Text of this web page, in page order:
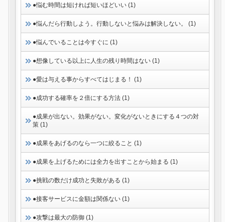
●悩む時間は短ければ短いほどいい (1)
●悩んだら行動しよう。行動しないと悩みは解決しない。 (1)
●悩んでいることは今すぐに (1)
●想像している以上に人生の残り時間はない (1)
●愛は与える事からすべてはじまる！ (1)
●成功する確率を２倍にする方法 (1)
●成果が出ない。効果がない。変化がないときにする４つの対
策 (1)
●成果をあげるのなら一つに絞ること (1)
●成果を上げるためには全力を出すことから始まる (1)
●挑戦の数だけ成功と失敗がある (1)
●接客サービスに金額は関係ない (1)
●攻撃は最大の防御 (1)